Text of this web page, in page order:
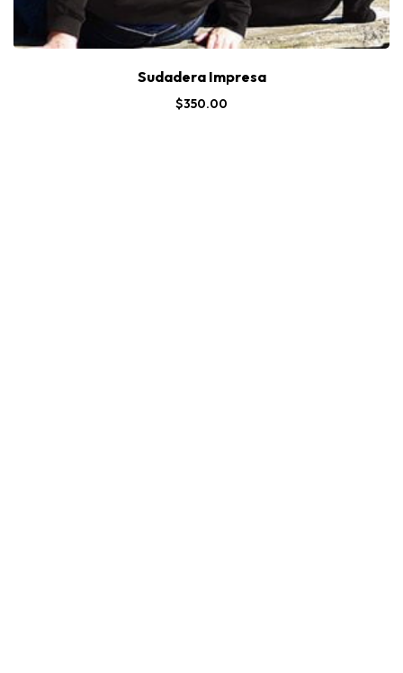
Sudadera Impresa
$350.00